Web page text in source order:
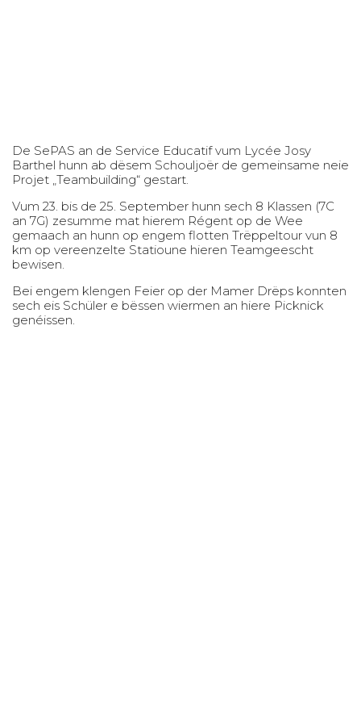
De SePAS an de Service Educatif vum Lycée Josy
Barthel hunn ab dësem Schouljoër de gemeinsame neie
Projet „Teambuilding“ gestart.
Vum 23. bis de 25. September hunn sech 8 Klassen (7C
an 7G) zesumme mat hierem Régent op de Wee
gemaach an hunn op engem flotten Trëppeltour vun 8
km op vereenzelte Statioune hieren Teamgeescht
bewisen.
Bei engem klengen Feier op der Mamer Drëps konnten
sech eis Schüler e bëssen wiermen an hiere Picknick
genéissen.